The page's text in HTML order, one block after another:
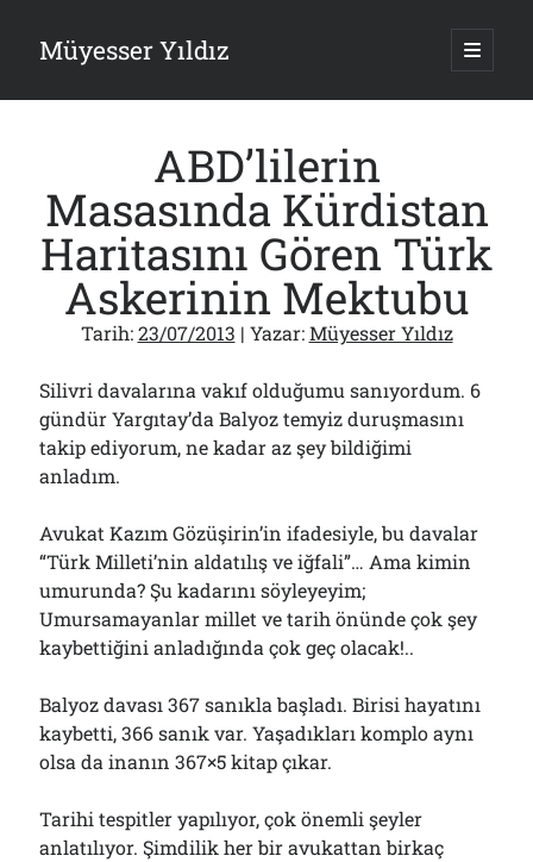
Müyesser Yıldız ana
Yan
Son Yazılar
Gazi’den Milletvekillerine Kurşun Gibi Sözler!..
07/08/2026
15 Temmuz Soruları… Nasuh Mahruki’nin “Suçu”!..
03/08/2026
Er Gaziler 20 Gün Sonra Gelen MSB Heyetine Böyle İsyan Etti:“Bizi
Teröristlere G……yle Güldürdünüz”
Papazın “Komutanı” Ayasofya ve Patrikhane İçin ABD’yi Göreve
Çağırdı!..
31/07/2026
Arşivler
Arşivler
ABD’lilerin
Masasında Kürdistan
Haritasını Gören Türk
Askerinin Mektubu
Tarih:23/07/2013 | Yazar:Müyesser Yıldız
Silivri davalarına vakıf olduğumu sanıyordum. 6
gündür Yargıtay’da Balyoz temyiz duruşmasını
takip ediyorum, ne kadar az şey bildiğimi
anladım.
Avukat Kazım Gözüşirin’in ifadesiyle, bu davalar
“Türk Milleti’nin aldatılış ve iğfali”… Ama kimin
umurunda? Şu kadarını söyleyeyim;
Umursamayanlar millet ve tarih önünde çok şey
kaybettiğini anladığında çok geç olacak!..
Balyoz davası 367 sanıkla başladı. Birisi hayatını
kaybetti, 366 sanık var. Yaşadıkları komplo aynı
olsa da inanın 367×5 kitap çıkar.
Tarihi tespitler yapılıyor, çok önemli şeyler
anlatılıyor. Şimdilik her bir avukattan birkaç